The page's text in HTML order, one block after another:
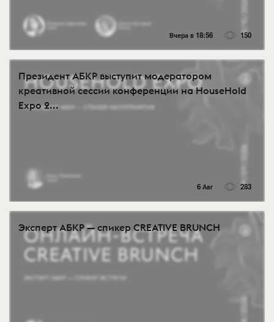
Вчера в 18:56 150
Президент АБКР выступит модератором
креативной сессии конференции на HouseHold
Expo 2...
6 Авг 283
Эксперт АБКР — спикер CREATIVE BRUNCH